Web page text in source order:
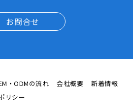
お問合せ
・ODMの流れ 会社概要
新着情報
リシー